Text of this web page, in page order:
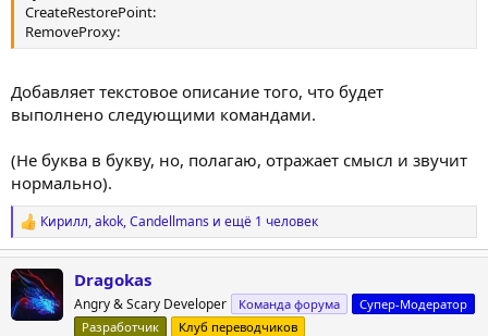
CreateRestorePoint:
RemoveProxy:
Добавляет текстовое описание того, что будет
выполнено следующими командами.
(Не буква в букву, но, полагаю, отражает смысл и звучит
нормально).
Р
е
а
к
ц
и
Кирилл,akok,Candellmans и ещё 1 человек
Dragokas
Angry & Scary Developer Команда форума
Супер-Модератор
Разработчик
Клуб переводчиков